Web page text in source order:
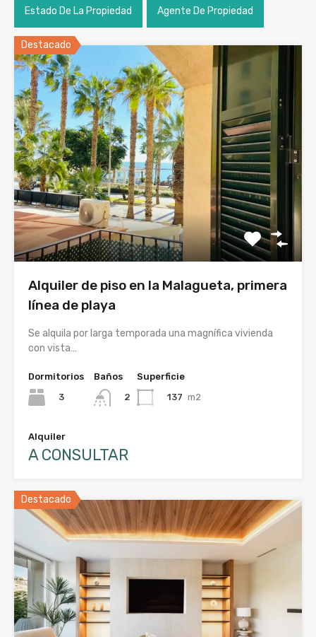
Estado De La Propiedad Agente De Propiedad
Destacado
Alquiler de piso en la Malagueta, primera
línea de playa
Se alquila por larga temporada una magnífica vivienda
con vista…
Dormitorios
3
Baños
2
Superficie
137 m2
Alquiler
A CONSULTAR
Destacado